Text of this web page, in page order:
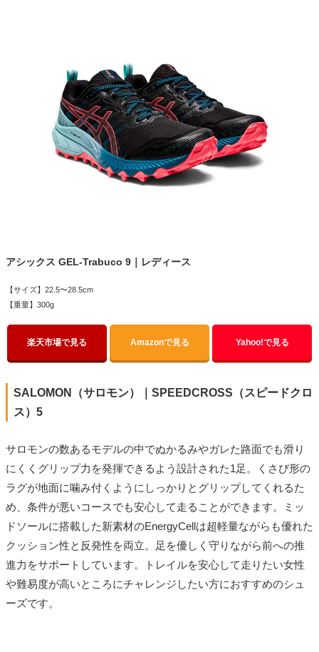
アシックス GEL-Trabuco 9｜レディース
【サイズ】22.5〜28.5cm
【重量】300g
楽天市場で見る Amazonで見る Yahoo!で見る
SALOMON（サロモン）｜SPEEDCROSS（スピードクロ
ス）5
サロモンの数あるモデルの中でぬかるみやガレた路面でも滑り
にくくグリップ力を発揮できるよう設計された1足。くさび形の
ラグが地面に噛み付くようにしっかりとグリップしてくれるた
め、条件が悪いコースでも安心して走ることができます。ミッ
ドソールに搭載した新素材のEnergyCellは超軽量ながらも優れた
クッション性と反発性を両立。足を優しく守りながら前への推
進力をサポートしています。トレイルを安心して走りたい女性
や難易度が高いところにチャレンジしたい方におすすめのシュ
ーズです。